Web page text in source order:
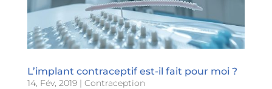
L’implant contraceptif est-il fait pour moi ?
14, Fév, 2019| Contraception